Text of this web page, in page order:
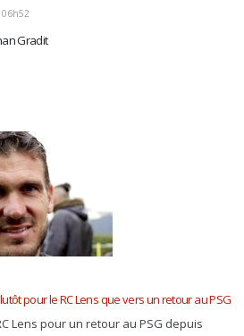
Gradit
pour le RC Lens que vers un retour au PSG
Lens pour un retour au PSG depuis